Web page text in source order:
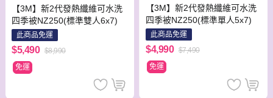
【3M】新2代發熱纖維可水洗
四季被NZ250(標準雙人6x7)
此商品免運
$5,490 $8,990
免運
【3M】新2代發熱纖維可水洗
四季被NZ250(標準單人5x7)
此商品免運
$4,990 $7,490
免運